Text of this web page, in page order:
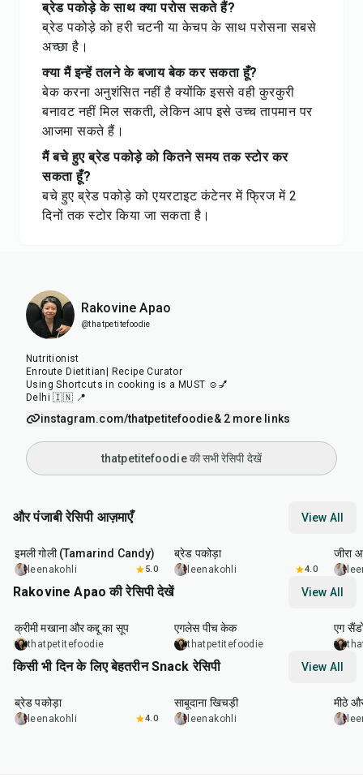
ब्रेड पकोड़े के साथ क्या परोस सकते हैं?
ब्रेड पकोड़े को हरी चटनी या केचप के साथ परोसना सबसे
अच्छा है।
क्या मैं इन्हें तलने के बजाय बेक कर सकता हूँ?
बेक करना अनुशंसित नहीं है क्योंकि इससे वही कुरकुरी
बनावट नहीं मिल सकती, लेकिन आप इसे उच्च तापमान पर
आजमा सकते हैं।
मैं बचे हुए ब्रेड पकोड़े को कितने समय तक स्टोर कर
सकता हूँ?
बचे हुए ब्रेड पकोड़े को एयरटाइट कंटेनर में फ्रिज में 2
दिनों तक स्टोर किया जा सकता है।
Rakovine Apao
@thatpetitefoodie
Nutritionist
Enroute Dietitian| Recipe Curator
Using Shortcuts in cooking is a MUST ☺️💅
Delhi 🇮🇳 📍
instagram.com/thatpetitefoodie& 2 more links
thatpetitefoodie की सभी रेसिपी देखें
और पंजाबी रेसिपी आज़माएँ View All
1
इमली गोली (Tamarind Candy)
leenakohli 5.0
ब्रेड पकोड़ा
leenakohli 4.0
जीरा
Rakovine Apao की रेसिपी देखें View All
क्रीमी मखाना और कद्दू का सूप
thatpetitefoodie
एगलेस पीच केक
thatpetitefoodie
एग
किसी भी दिन के लिए बेहतरीन Snack रेसिपी View All
15
ब्रेड पकोड़ा
leenakohli 4.0
hr 20
साबूदाना खिचड़ी
leenakohli
मीठे